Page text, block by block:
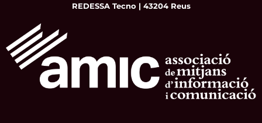
REDESSA Tecno | 43204 Reus